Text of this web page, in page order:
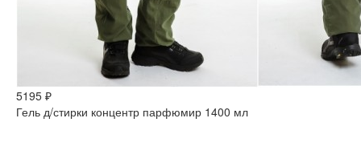
5195 ₽
Гель д/стирки концентр парфюмир 1400 мл